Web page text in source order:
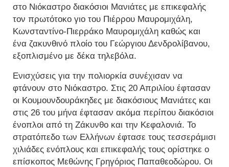
στο Νιόκαστρο διακόσιοι Μανιάτες με επικεφαλής
τον πρωτότοκο γιο του Πιέρρου Μαυρομιχάλη,
Κωνσταντίνο-Πιερράκο Μαυρομιχάλη καθώς και
ένα ζακυνθινό πλοίο του Γεώργιου Δενδρολίβανου,
εξοπλισμένο με δέκα τηλεβόλα.
Ενισχύσεις για την πολιορκία συνέχισαν να
φτάνουν στο Νιόκαστρο. Στις 20 Απριλίου έφτασαν
οι Κουμουνδουράκηδες με διακόσιους Μανιάτες και
στις 26 του μήνα έφτασαν ακόμα περίπου διακόσιοι
ένοπλοι από τη Ζάκυνθο και την Κεφαλονιά. Το
στρατόπεδο των Ελλήνων έφτασε τους τεσσεράμισι
χιλιάδες ενόπλους και επικεφαλής τους ορίστηκε ο
επίσκοπος Μεθώνης Γρηγόριος Παπαθεοδώρου. Οι